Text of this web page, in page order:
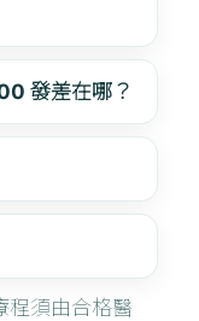
發差在哪？
程須由合格醫